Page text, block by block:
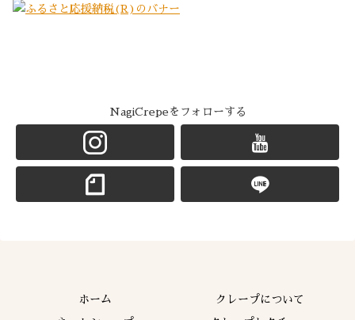
NagiCrepeをフォローする
ホーム クレープについて